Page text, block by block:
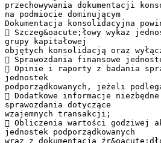
przechowywania dokumentacji
na podmiocie dominującym
Dokumentacja konsolidacyjna
 Szczeg&oacute;łowy wykaz
grupy kapitałowej
objętych konsolidacją oraz
 Sprawozdania finansowe
 Opinie i raporty z badania
jednostek
podporządkowanych, jeżeli
 Dodatkowe informacje
sprawozdania dotyczące
wzajemnych transakcji;
 Obliczenia wartości godziwej
jednostek podporządkowanych
wraz z dokumentacją